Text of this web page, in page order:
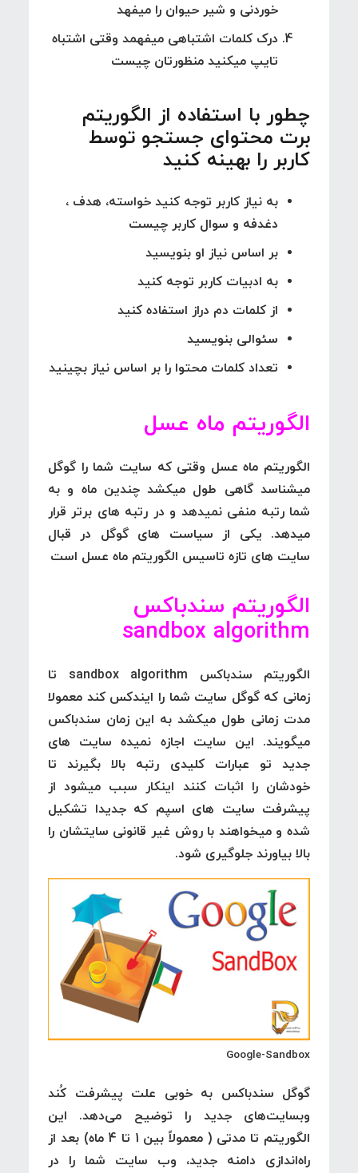
خوردنی و شیر حیوان را میفهد
درک کلمات اشتباهی میفهمد وقتی اشتباه
تایپ میکنید منظورتان چیست
چطور با استفاده از الگوریتم
برت محتوای جستجو توسط
کاربر را بهینه کنید
به نیاز کاربر توجه کنید خواسته، هدف ،
دغدفه و سوال کاربر چیست
بر اساس نیاز او بنویسید
به ادبیات کاربر توجه کنید
از کلمات دم دراز استفاده کنید
سئوالی بنویسید
تعداد کلمات محتوا را بر اساس نیاز بچینید
الگوریتم ماه عسل
الگوریتم ماه عسل وقتی که سایت شما را گوگل
میشناسد گاهی طول میکشد چندین ماه و به
شما رتبه منفی نمیدهد و در رتبه های برتر قرار
میدهد. یکی از سیاست های گوگل در قبال
سایت های تازه تاسیس الگوریتم ماه عسل است
الگوریتم سندباکس
sandbox algorithm
الگوریتم سندباکس sandbox algorithm
تا
زمانی که گوگل سایت شما را ایندکس کند معمولا
مدت زمانی طول میکشد به این زمان سندباکس
میگویند. این سایت اجازه نمیده سایت های
جدید تو عبارات کلیدی رتبه بالا بگیرند تا
خودشان را اثبات کنند اینکار سبب میشود از
پیشرفت سایت های اسپم که جدیدا تشکیل
شده و میخواهند با روش غیر قانونی سایتشان را
بالا بیاورند جلوگیری شود.
Google-Sandbox
گوگل سندباکس به خوبی علت پیشرفت کُند
وبسایت‌های جدید را توضیح می‌دهد. این
الگوریتم تا مدتی ( معمولاً بین 1 تا 4 ماه) بعد از
راه‌اندازی دامنه جدید، وب سایت شما را در